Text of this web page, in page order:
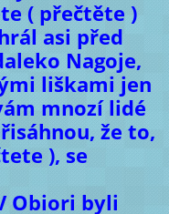
( přečtěte )
asi před
Nagoje,
liškami jen
mnozí lidé
že to,
), se
Obiori byli